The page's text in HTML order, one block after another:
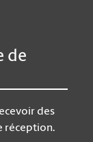
de
des
réception.